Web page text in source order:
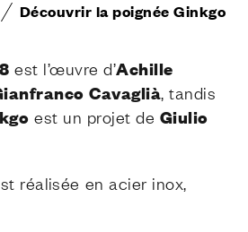
Découvrir la poignée Ginkgo
est l’œuvre d’Achille
Cavaglià, tandis
est un projet de Giulio
réalisée en acier inox,